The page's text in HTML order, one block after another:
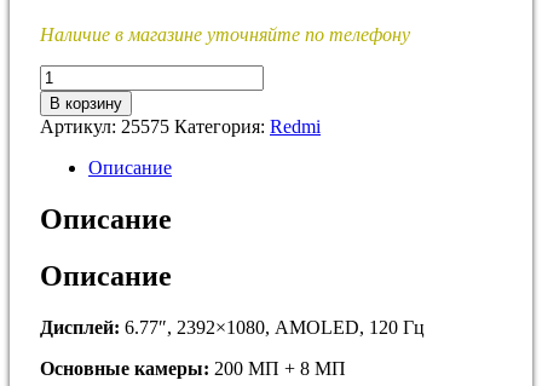
Наличие в магазине уточняйте по телефону
Количество
товара
Redmi
Note
4G
8/256
Titanium
Color
В корзину
Артикул: 25575 Категория: Redmi
Описание
Описание
Описание
Дисплей: 6.77″, 2392×1080, AMOLED, 120 Гц
Основные камеры: 200 МП + 8 МП